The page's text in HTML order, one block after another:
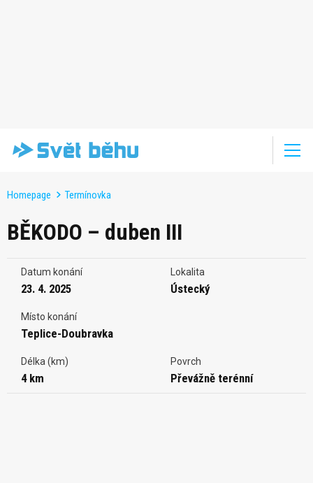
Homepage Termínovka
BĚKODO – duben III
Datum konání
23. 4. 2025
Lokalita
Ústecký
Místo konání
Teplice-Doubravka
Délka (km)
4 km
Povrch
Převážně terénní